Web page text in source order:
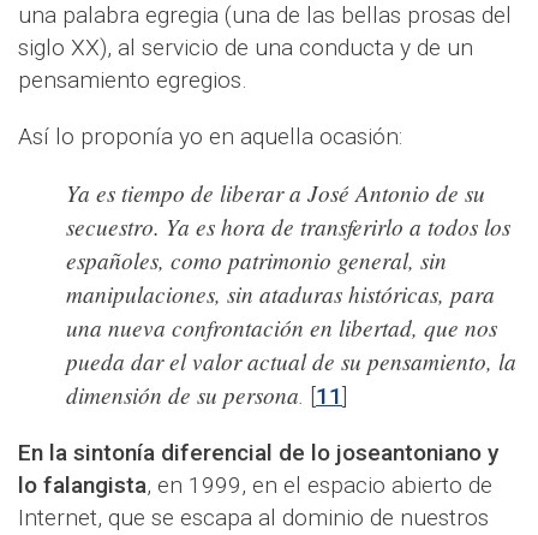
una palabra egregia (una de las bellas prosas del
siglo XX), al servicio de una conducta y de un
pensamiento egregios.
Así lo proponía yo en aquella ocasión:
Ya es tiempo de liberar a José Antonio de su
secuestro. Ya es hora de transferirlo a todos los
españoles, como patrimonio general, sin
manipulaciones, sin ataduras históricas, para
una nueva confrontación en libertad, que nos
pueda dar el valor actual de su pensamiento, la
dimensión de su persona. [11]
En la sintonía diferencial de lo joseantoniano y
lo falangista, en 1999, en el espacio abierto de
Internet, que se escapa al dominio de nuestros